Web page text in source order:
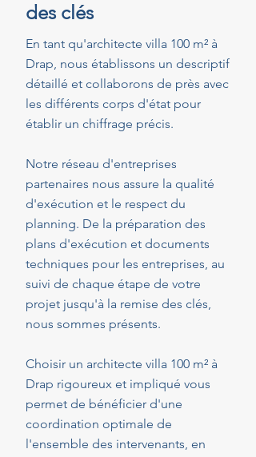
des clés
En tant qu'architecte villa 100 m² à
Drap, nous établissons un descriptif
détaillé et collaborons de près avec
les différents corps d'état pour
établir un chiffrage précis.
Notre réseau d'entreprises
partenaires nous assure la qualité
d'exécution et le respect du
planning. De la préparation des
plans d'exécution et documents
techniques pour les entreprises, au
suivi de chaque étape de votre
projet jusqu'à la remise des clés,
nous sommes présents.
Choisir un architecte villa 100 m² à
Drap rigoureux et impliqué vous
permet de bénéficier d'une
coordination optimale de
l'ensemble des intervenants, en